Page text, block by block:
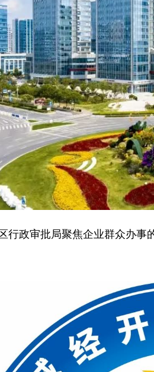
行政审批局聚焦企业群众办事